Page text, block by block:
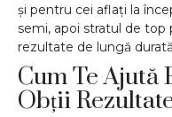
și pentru cei aflați la
semi, apoi stratul de top
rezultate de lungă
Cum Te Ajută
Obții